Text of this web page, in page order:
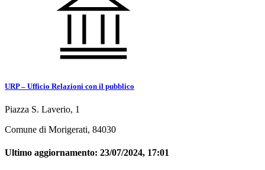
URP – Ufficio Relazioni con il pubblico
Piazza S. Laverio, 1
Comune di Morigerati, 84030
Ultimo aggiornamento: 23/07/2024, 17:01